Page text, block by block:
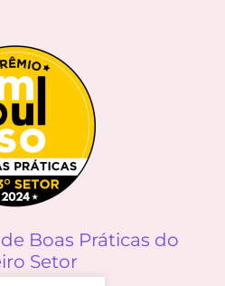
Boas Práticas do
Setor